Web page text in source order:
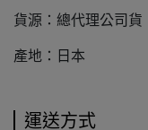
貨源：總代理公司貨
產地：日本
運送方式